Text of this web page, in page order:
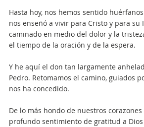
Hasta hoy, nos hemos sentido
nos enseñó a vivir para Cristo y para su
caminado en medio del dolor y la
el tiempo de la oración y de la espera.
Y he aquí el don tan largamente
Pedro. Retomamos el camino, guiados
nos ha concedido.
De lo más hondo de nuestros corazones
profundo sentimiento de gratitud a